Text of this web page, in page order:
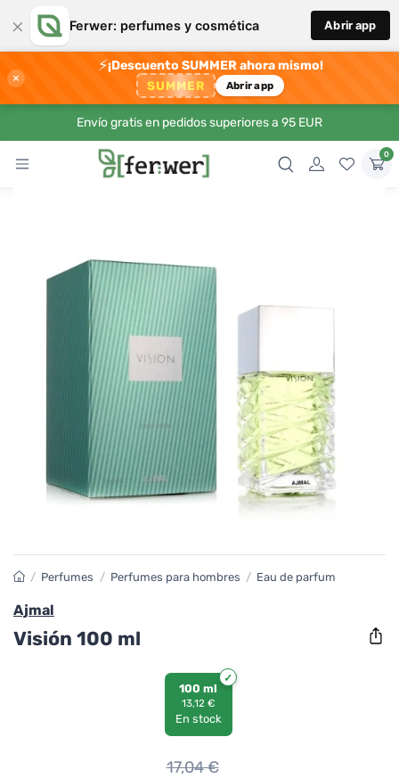
× Ferwer: perfumes y cosmética Abrir app
×
⚡¡Descuento SUMMER ahora mismo!
SUMMER Abrir app
Envío gratis en pedidos superiores a 95 EUR
0
/ Perfumes / Perfumes para hombres / Eau de parfum
Ajmal
Visión 100 ml
100 ml
13,12 €
En stock
17,04€